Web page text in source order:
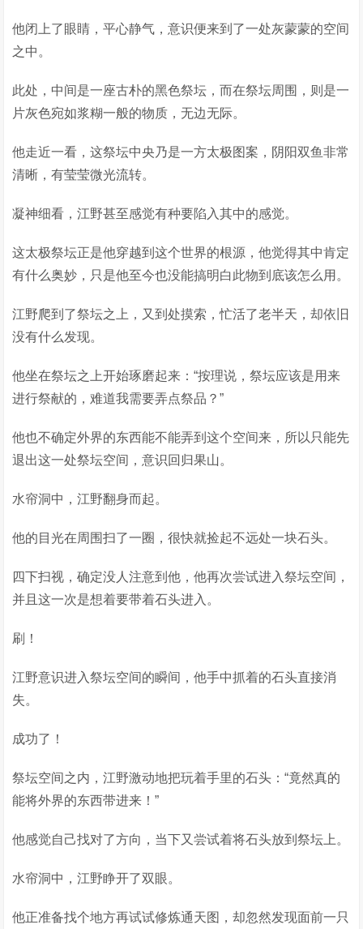
他闭上了眼睛，平心静气，意识便来到了一处灰蒙蒙的空间
之中。
此处，中间是一座古朴的黑色祭坛，而在祭坛周围，则是一
片灰色宛如浆糊一般的物质，无边无际。
他走近一看，这祭坛中央乃是一方太极图案，阴阳双鱼非常
清晰，有莹莹微光流转。
凝神细看，江野甚至感觉有种要陷入其中的感觉。
这太极祭坛正是他穿越到这个世界的根源，他觉得其中肯定
有什么奥妙，只是他至今也没能搞明白此物到底该怎么用。
江野爬到了祭坛之上，又到处摸索，忙活了老半天，却依旧
没有什么发现。
他坐在祭坛之上开始琢磨起来：“按理说，祭坛应该是用来
进行祭献的，难道我需要弄点祭品？”
他也不确定外界的东西能不能弄到这个空间来，所以只能先
退出这一处祭坛空间，意识回归果山。
水帘洞中，江野翻身而起。
他的目光在周围扫了一圈，很快就捡起不远处一块石头。
四下扫视，确定没人注意到他，他再次尝试进入祭坛空间，
并且这一次是想着要带着石头进入。
刷！
江野意识进入祭坛空间的瞬间，他手中抓着的石头直接消
失。
成功了！
祭坛空间之内，江野激动地把玩着手里的石头：“竟然真的
能将外界的东西带进来！”
他感觉自己找对了方向，当下又尝试着将石头放到祭坛上。
水帘洞中，江野睁开了双眼。
他正准备找个地方再试试修炼通天图，却忽然发现面前一只